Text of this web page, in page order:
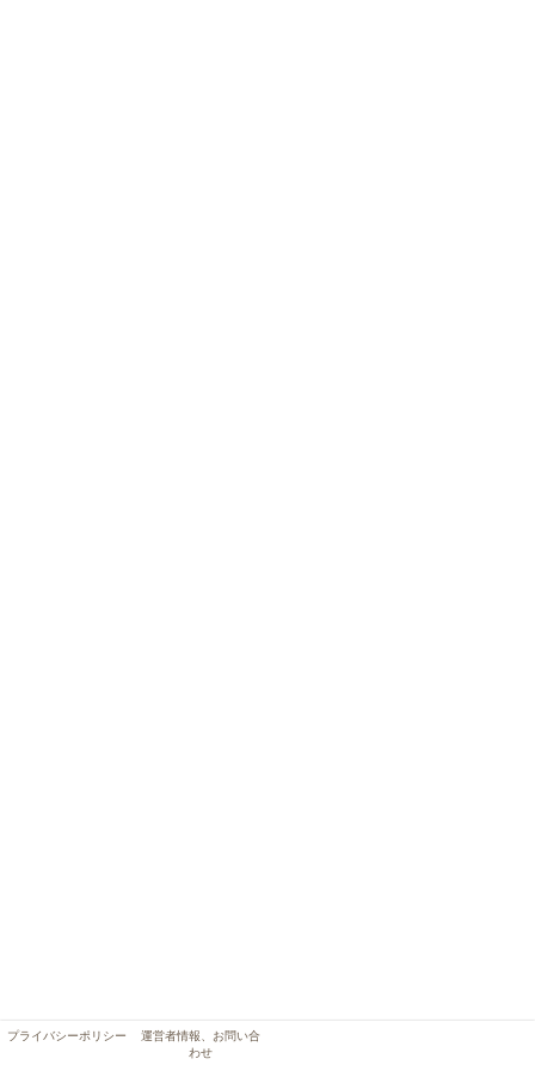
プライバシーポリシー
運営者情報、お問い合
わせ